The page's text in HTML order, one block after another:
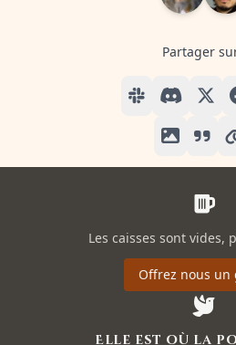
Partager
Les caisses sont vides,
Offrez nous un
Elle est où la